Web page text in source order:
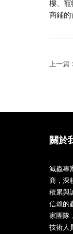
樓、寵
商鋪的
上一篇
關於
滅蟲專
商，深
積累與
信賴的
家團隊
技術人